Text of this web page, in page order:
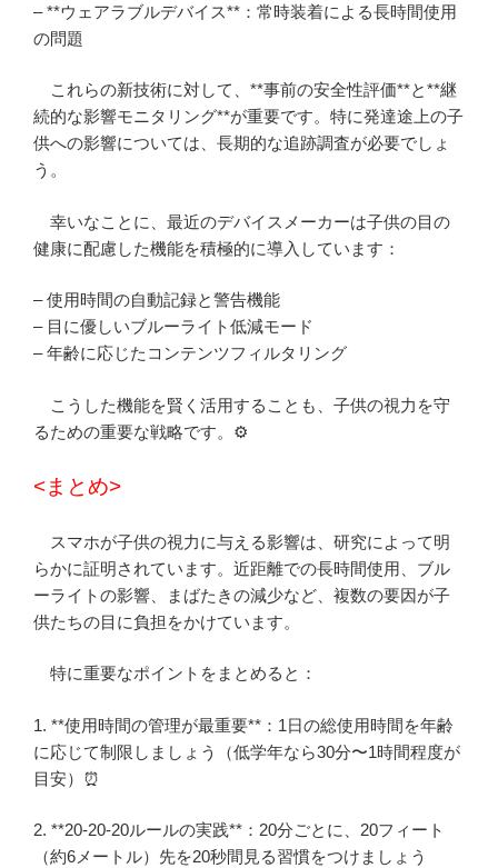
– **ウェアラブルデバイス**：常時装着による長時間使用
の問題
これらの新技術に対して、**事前の安全性評価**と**継
続的な影響モニタリング**が重要です。特に発達途上の子
供への影響については、長期的な追跡調査が必要でしょ
う。
幸いなことに、最近のデバイスメーカーは子供の目の
健康に配慮した機能を積極的に導入しています：
– 使用時間の自動記録と警告機能
– 目に優しいブルーライト低減モード
– 年齢に応じたコンテンツフィルタリング
こうした機能を賢く活用することも、子供の視力を守
るための重要な戦略です。⚙️
<まとめ>
スマホが子供の視力に与える影響は、研究によって明
らかに証明されています。近距離での長時間使用、ブル
ーライトの影響、まばたきの減少など、複数の要因が子
供たちの目に負担をかけています。
特に重要なポイントをまとめると：
1. **使用時間の管理が最重要**：1日の総使用時間を年齢
に応じて制限しましょう（低学年なら30分〜1時間程度が
目安）⏰
2. **20-20-20ルールの実践**：20分ごとに、20フィート
（約6メートル）先を20秒間見る習慣をつけましょう